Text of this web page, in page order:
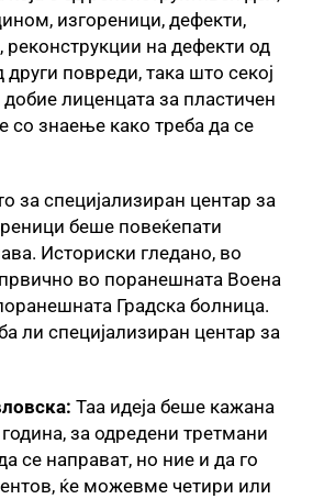
изгореници, дефекти,
реконструкции на дефекти од
повреди, така што секој
добие лиценцата за пластичен
со знаење како треба да се
за специјализиран центар за
беше повеќепати
Историски гледано, во
во поранешната Воена
Градска болница.
ли специјализиран центар за
Таа идеја беше кажана
за одредени третмани
се направат, но ние и да го
ќе можевме четири или